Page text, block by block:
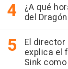
¿A qué
del
El director
explica el
Sink